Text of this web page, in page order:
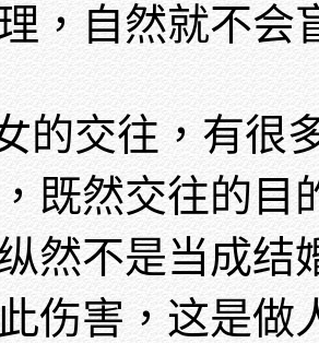
，自然就不会
的交往，有很
既然交往的目
然不是当成结
伤害，这是做